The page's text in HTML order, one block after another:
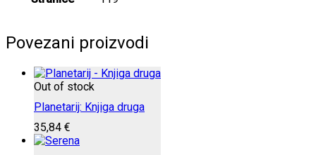
Povezani proizvodi
Out of stock
Planetarij: Knjiga druga
35,84 €